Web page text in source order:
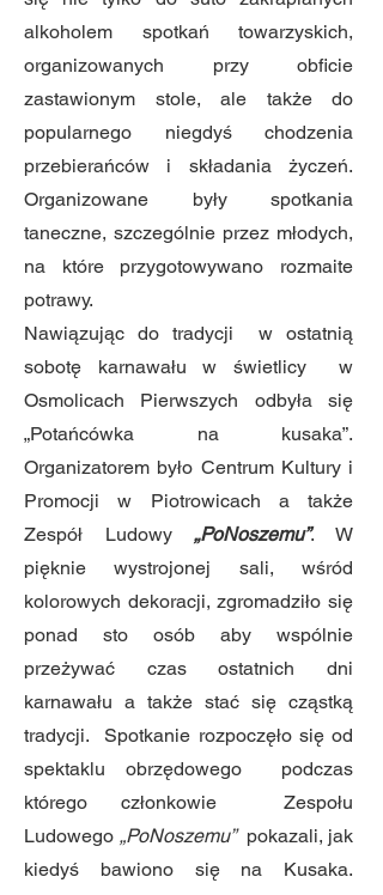
alkoholem spotkań towarzyskich,
organizowanych przy obficie
zastawionym stole, ale także do
popularnego niegdyś chodzenia
przebierańców i składania życzeń.
Organizowane były spotkania
taneczne, szczególnie przez młodych,
na które przygotowywano rozmaite
potrawy.
Nawiązując do tradycji w ostatnią
sobotę karnawału w świetlicy w
Osmolicach Pierwszych odbyła się
„Potańcówka na kusaka”.
Organizatorem było Centrum Kultury i
Promocji w Piotrowicach a także
Zespół Ludowy„PoNoszemu”. W
pięknie wystrojonej sali, wśród
kolorowych dekoracji, zgromadziło się
ponad sto osób aby wspólnie
przeżywać czas ostatnich dni
karnawału a także stać się cząstką
tradycji. Spotkanie rozpoczęło się od
spektaklu obrzędowego podczas
którego członkowie Zespołu
Ludowego „PoNoszemu”pokazali, jak
kiedyś bawiono się na Kusaka.